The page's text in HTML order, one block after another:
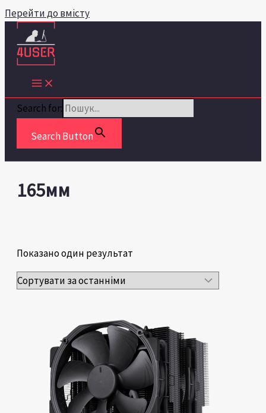
Перейти до вмісту
Search for:
Search Button
165мм
Показано один результат